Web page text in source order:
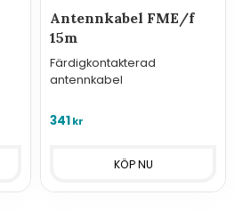
Antennkabel FME/f
15m
Färdigkontakterad
antennkabel
341kr